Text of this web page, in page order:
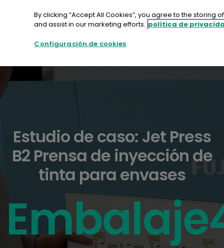
contenido
Estudio de caso: Jet Press
B2 Prensa de inyección de
tinta para envases
By clicking “Accept All Cookies”, you agree to the
and assist in our marketing efforts. política de
Configuración de cookies